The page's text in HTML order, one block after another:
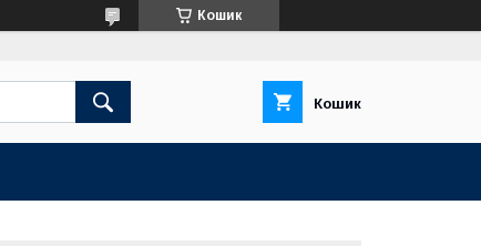
Кошик
Кошик